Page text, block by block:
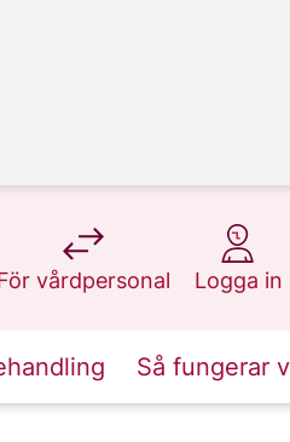
vårdpersonal
på 1177.se
Logga in
på 1177.se
Så fungerar